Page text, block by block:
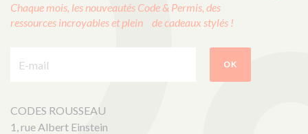
Chaque mois, les nouveautés Code & Permis, des
ressources incroyables et plein de cadeaux stylés !
OK
CODES ROUSSEAU
1, rue Albert Einstein